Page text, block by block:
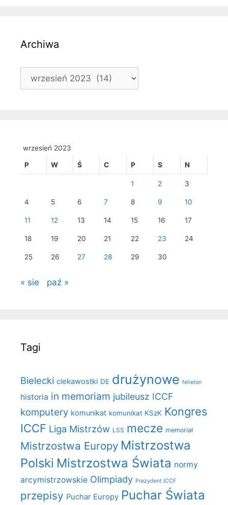
Archiwa
wrzesień 2023
P W Ś C P S N
1 2 3
4 5 6 7 8 9 10
11 12 13 14 15 16 17
18 19 20 21 22 23 24
25 26 27 28 29 30
« sie paź »
Tagi
Bielecki ciekawostki DE drużynowe felieton
historia in memoriam jubileusz ICCF
komputery komunikat komunikat KSzK Kongres
ICCF Liga Mistrzów LSS mecze memoriał
Mistrzostwa Europy Mistrzostwa
Polski Mistrzostwa Świata normy
arcymistrzowskie Olimpiady Prezydent ICCF
przepisy Puchar Europy Puchar Świata